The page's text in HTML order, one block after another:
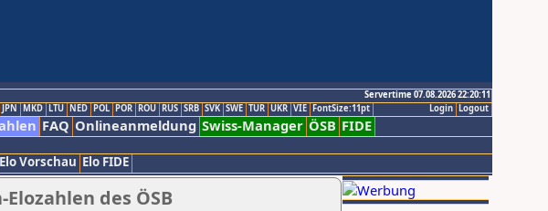
Servertime 07.08.2026 22:20:11
Logout
Login
JPN MKD LTU NED POL POR ROU RUS SRB SVK SWE TUR UKR VIE FontSize:11pt
FAQ Onlineanmeldung Swiss-Manager ÖSB FIDE
Elo Vorschau Elo FIDE
des ÖSB